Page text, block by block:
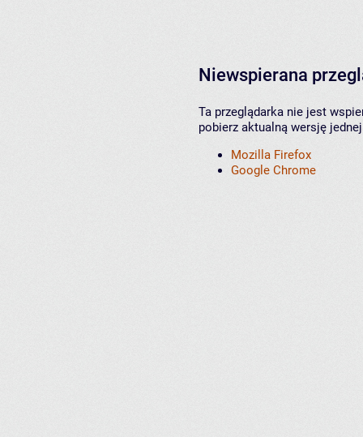
Niewspierana
Ta przeglądarka nie jest
pobierz aktualną wersję
Mozilla Firefox
Google Chrome